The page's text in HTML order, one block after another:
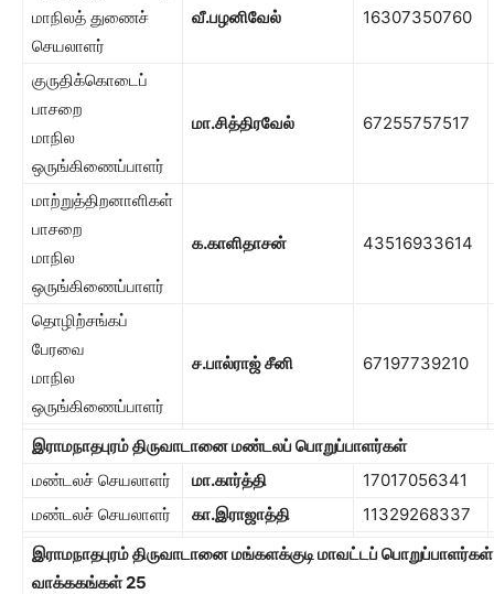
மாநிலத் துணைச்
செயலாளர்
வீ.பழனிவேல் 16307350760
குருதிக்கொடைப்
பாசறை
மாநில
ஒருங்கிணைப்பாளர்
மா.சித்திரவேல் 67255757517
மாற்றுத்திறனாளிகள்
பாசறை
மாநில
ஒருங்கிணைப்பாளர்
க.காளிதாசன் 43516933614
தொழிற்சங்கப்
பேரவை
மாநில
ஒருங்கிணைப்பாளர்
ச.பால்ராஜ் சீனி 67197739210
இராமநாதபுரம் திருவாடானை மண்டலப் பொறுப்பாளர்கள்
மண்டலச் செயலாளர்
மா.கார்த்தி
17017056341
மண்டலச் செயலாளர்
கா.இராஜாத்தி
11329268337
இராமநாதபுரம் திருவாடானை மங்களக்குடி மாவட்டப்
வாக்ககங்கள்25